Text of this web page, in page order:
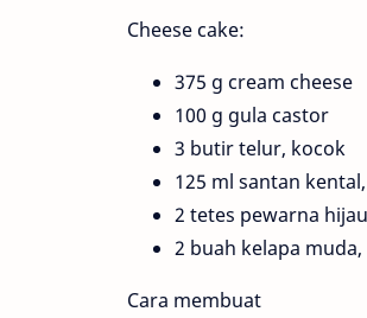
Cheese cake:
375 g cream cheese
100 g gula castor
3 butir telur, kocok
125 ml santan
2 tetes pewarna
2 buah kelapa
Cara membuat